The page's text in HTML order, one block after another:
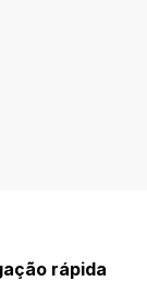
rápida